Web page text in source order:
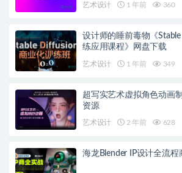
艺术设计 1 年前 360
设计师的睡前毒物《
练应用课程》网盘下载
艺术设计 1 年前 349
超写实艺术虚拟角色动画
资源
艺术设计 2 年前 628
海龙Blender IP设计全流程